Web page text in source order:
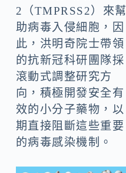
2（TMPRSS2）來幫
助病毒入侵細胞，因
此，洪明奇院士帶領
的抗新冠科研團隊採
滾動式調整研究方
向，積極開發安全有
效的小分子藥物，以
期直接阻斷這些重要
的病毒感染機制。